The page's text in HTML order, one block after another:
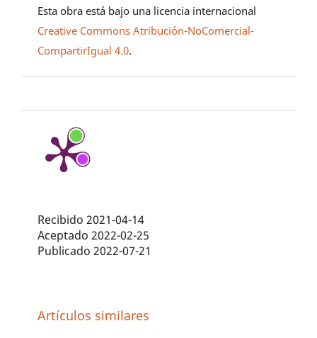
Esta obra está bajo una licencia internacional
Creative Commons Atribución-NoComercial-
CompartirIgual 4.0.
Recibido 2021-04-14
Aceptado 2022-02-25
Publicado 2022-07-21
Artículos similares